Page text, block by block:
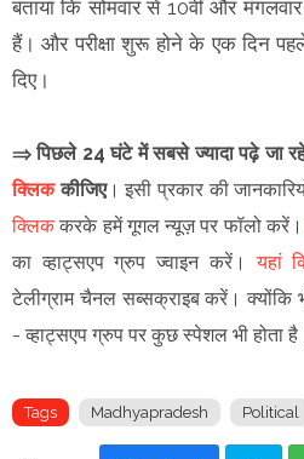
बताया कि सोमवार से 10वीं और मंगलवार
हैं। और परीक्षा शुरू होने के एक दिन
दिए।
⇒ पिछले 24 घंटे में सबसे ज्यादा पढ़े जा
क्लिककीजिए।इसी प्रकार की
क्लिककरके हमें गूगल न्यूज़ पर फॉलो करें
का व्हाट्सएप ग्रुप ज्वाइन करें। यहां
टेलीग्राम चैनल सब्सक्राइब करें।क्योंकि
- व्हाट्सएप ग्रुप पर कुछ स्पेशल भी होता
Tags Madhyapradesh Political